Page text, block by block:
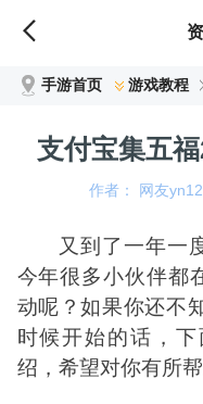
手游首页 游戏教程
支付宝集五
作者： 网友
又到了一年一
今年很多小伙伴都
动呢？如果你还不
时候开始的话，
绍，希望对你有所帮